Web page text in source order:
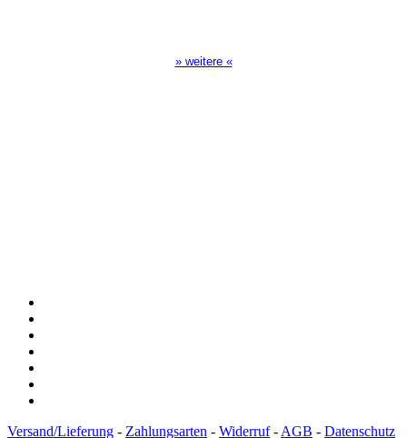
» weitere «
Versand/Lieferung - Zahlungsarten - Widerruf- AGB - Datenschutz